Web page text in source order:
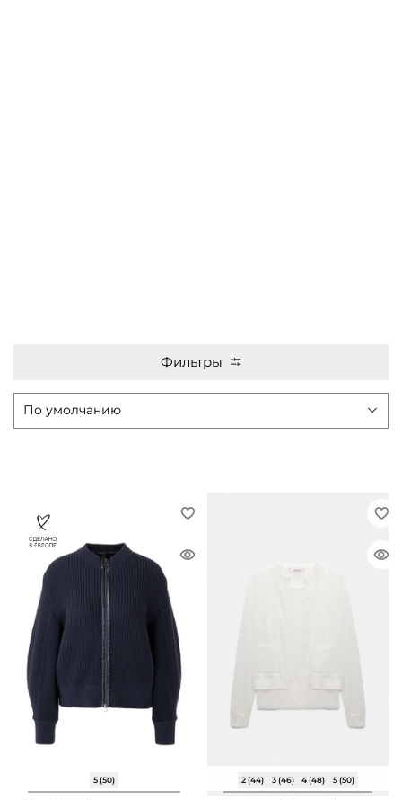
Фильтры
5 (50) 2 (44) 3 (46) 4 (48) 5 (50)